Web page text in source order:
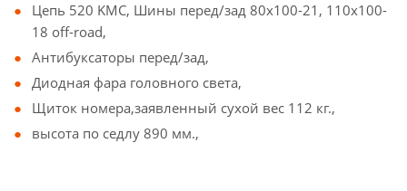
Цепь 520 KMC, Шины перед/зад 80х100-21, 110х100-
18 off-road,
Антибуксаторы перед/зад,
Диодная фара головного света,
Щиток номера,заявленный сухой вес 112 кг.,
высота по седлу 890 мм.,